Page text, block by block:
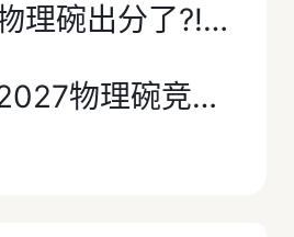
物理碗出分了?! 分数线出了吗？2026最新真题和答案解析等你领取！
2027物理碗竞赛改革后如何暑假备考？犀牛国际教育汇总物理碗真题/奖项含金量/培训课程